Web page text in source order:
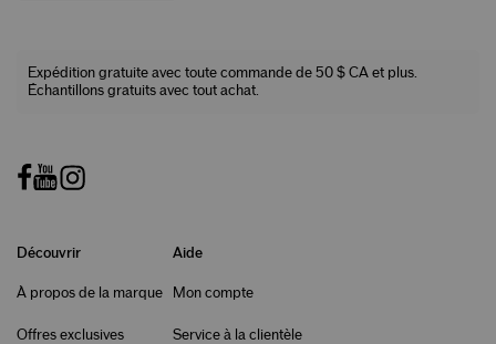
Expédition gratuite avec toute commande de 50 $ CA et plus.
Échantillons gratuits avec tout achat.
Découvrir
À propos de la marque
Offres exclusives
Aide
Mon compte
Service à la clientèle